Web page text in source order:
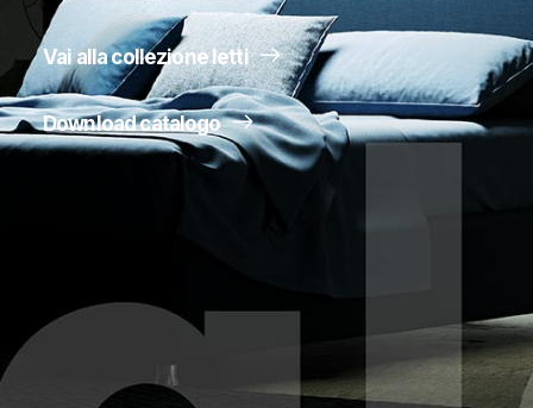
Vai alla collezione letti
Download catalogo